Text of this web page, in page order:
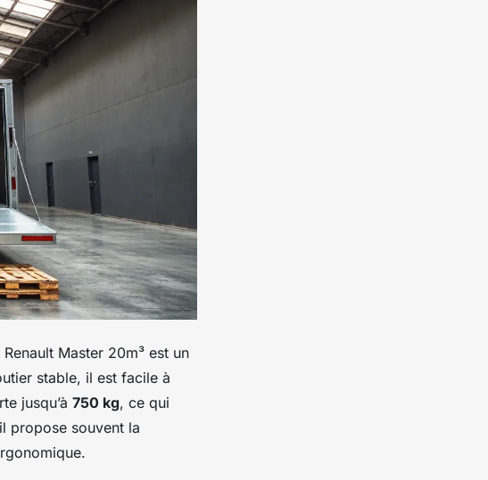
Master 20m³ est un
stable, il est facile à
jusqu’à 750 kg, ce qui
propose souvent la